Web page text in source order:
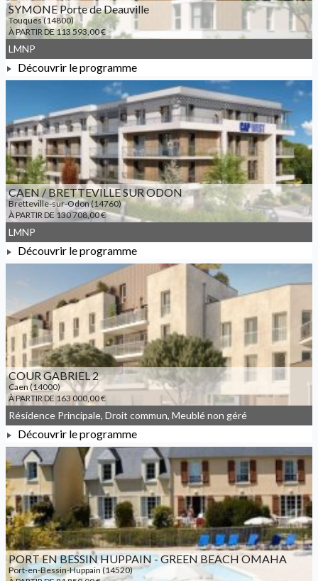
SYMONE Porte de Deauville
Touques (14800)
À PARTIR DE 113 593,00 €
À PARTIR DE 113 593,00 €
LMNP
Découvrir le programme
CAEN / BRETTEVILLE SUR ODON
Bretteville-sur-Odon (14760)
À PARTIR DE 130 708,00 €
À PARTIR DE 130 708,00 €
LMNP
Découvrir le programme
COUR GABRIEL 2
Caen (14000)
À PARTIR DE 163 000,00 €
À PARTIR DE 163 000,00 €
Résidence Principale, Droit commun, Meublé non géré
Découvrir le programme
PORT EN BESSIN HUPPAIN - GREEN BEACH OMAHA
Port-en-Bessin-Huppain (14520)